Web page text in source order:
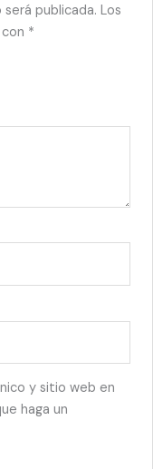
publicada. Los
*
y sitio web en
haga un